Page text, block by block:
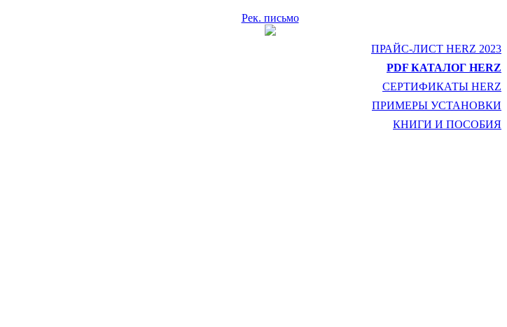
Рек. письмо
ПРАЙС-ЛИСТ HERZ 2023
PDF КАТАЛОГ HERZ
СЕРТИФИКАТЫ HERZ
ПРИМЕРЫ УСТАНОВКИ
КНИГИ И ПОСОБИЯ